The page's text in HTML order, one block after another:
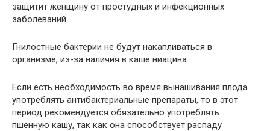
защитит женщину от простудных и инфекционных
заболеваний.
Гнилостные бактерии не будут накапливаться в
организме, из-за наличия в каше ниацина.
Если есть необходимость во время вынашивания плода
употреблять антибактериальные препараты, то в этот
период рекомендуется обязательно употреблять
пшенную кашу, так как она способствует распаду